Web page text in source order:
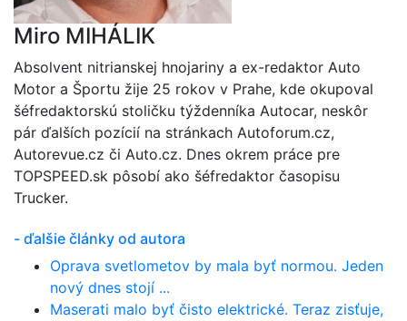
Miro MIHÁLIK
Absolvent nitrianskej hnojariny a ex-redaktor Auto
Motor a Športu žije 25 rokov v Prahe, kde okupoval
šéfredaktorskú stoličku týždenníka Autocar, neskôr
pár ďalších pozícií na stránkach Autoforum.cz,
Autorevue.cz či Auto.cz. Dnes okrem práce pre
TOPSPEED.sk pôsobí ako šéfredaktor časopisu
Trucker.
- ďalšie články od autora
Oprava svetlometov by mala byť normou. Jeden
nový dnes stojí ...
Maserati malo byť čisto elektrické. Teraz zisťuje,